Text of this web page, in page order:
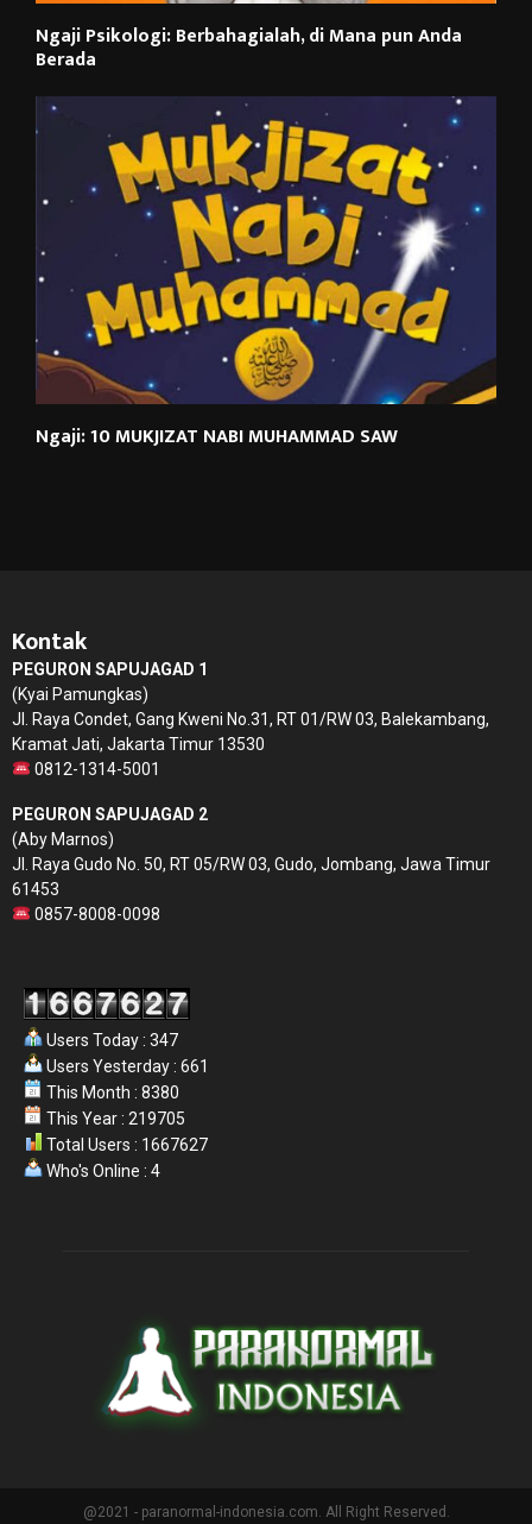
Ngaji Psikologi: Berbahagialah, di Mana pun Anda
Berada
Ngaji: 10 MUKJIZAT NABI MUHAMMAD SAW
Kontak
PEGURON SAPUJAGAD 1
(Kyai Pamungkas)
Jl. Raya Condet, Gang Kweni No.31, RT 01/RW 03, Balekambang,
Kramat Jati, Jakarta Timur 13530
0812-1314-5001
PEGURON SAPUJAGAD 2
(Aby Marnos)
Jl. Raya Gudo No. 50, RT 05/RW 03, Gudo, Jombang, Jawa Timur
61453
0857-8008-0098
Users Today : 347
Users Yesterday : 661
This Month : 8380
This Year : 219705
Total Users : 1667627
Who's Online : 4
@2021 - paranormal-indonesia.com. All Right Reserved.